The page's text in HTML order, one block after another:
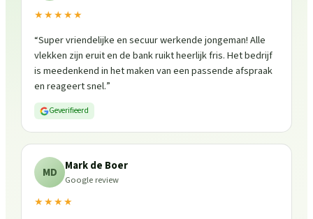
★★★★★
“Super vriendelijke en secuur werkende jongeman! Alle
vlekken zijn eruit en de bank ruikt heerlijk fris. Het bedrijf
is meedenkend in het maken van een passende afspraak
en reageert snel.”
Geverifieerd
MD Mark de Boer
Google review
★★★★